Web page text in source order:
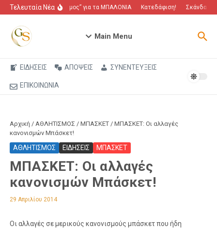
Μετάβαση στο περιεχόμενο
Τελευταία Νέα“Πόλεμος” για τα ΜΠΑΛΟΝΙΑ Κατεδάφιση! Σκάνδαλο
Main Menu
ΕΙΔΗΣΕΙΣ ΑΠΟΨΕΙΣ ΣΥΝΕΝΤΕΥΞΕΙΣ
ΕΠΙΚΟΙΝΩΝΙΑ
Αρχική / ΑΘΛΗΤΙΣΜΟΣ / ΜΠΑΣΚΕΤ / ΜΠΑΣΚΕΤ: Οι αλλαγές
κανονισμών Μπάσκετ!
ΑΘΛΗΤΙΣΜΟΣ ΕΙΔΗΣΕΙΣ ΜΠΑΣΚΕΤ
ΜΠΑΣΚΕΤ: Οι αλλαγές
κανονισμών Μπάσκετ!
29 Απριλίου 2014
Οι αλλαγές σε μερικούς κανονισμούς μπάσκετ που ήδη